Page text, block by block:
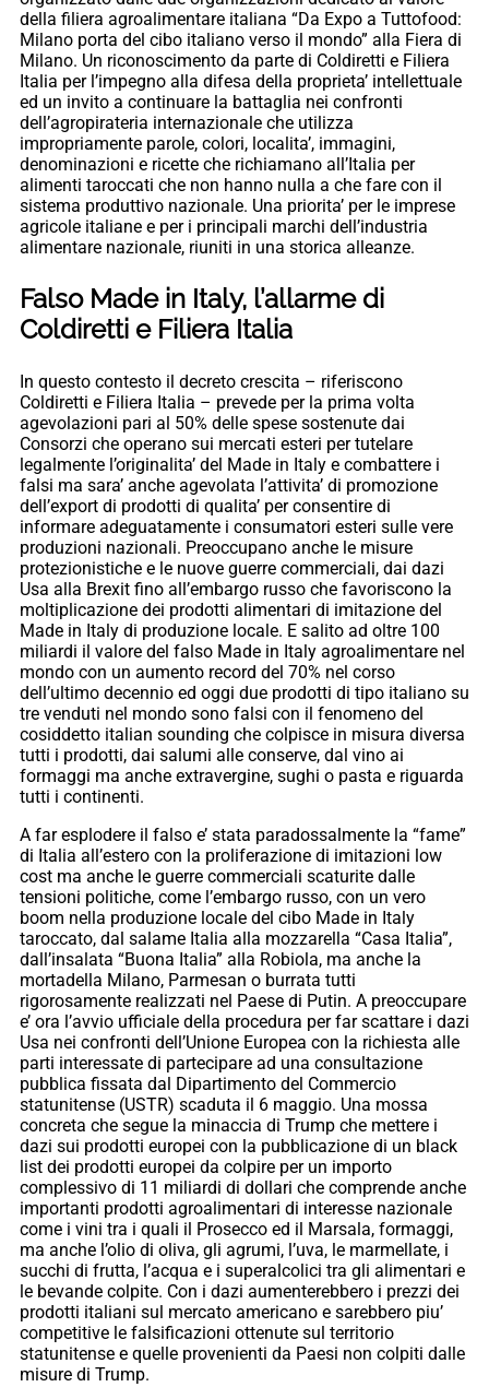
della filiera agroalimentare italiana “Da Expo a Tuttofood:
Milano porta del cibo italiano verso il mondo” alla Fiera di
Milano. Un riconoscimento da parte di Coldiretti e Filiera
Italia per l’impegno alla difesa della proprieta’ intellettuale
ed un invito a continuare la battaglia nei confronti
dell’agropirateria internazionale che utilizza
impropriamente parole, colori, localita’, immagini,
denominazioni e ricette che richiamano all’Italia per
alimenti taroccati che non hanno nulla a che fare con il
sistema produttivo nazionale. Una priorita’ per le imprese
agricole italiane e per i principali marchi dell’industria
alimentare nazionale, riuniti in una storica alleanze.
Falso Made in Italy, l’allarme di
Coldiretti e Filiera Italia
In questo contesto il decreto crescita – riferiscono
Coldiretti e Filiera Italia – prevede per la prima volta
agevolazioni pari al 50% delle spese sostenute dai
Consorzi che operano sui mercati esteri per tutelare
legalmente l’originalita’ del Made in Italy e combattere i
falsi ma sara’ anche agevolata l’attivita’ di promozione
dell’export di prodotti di qualita’ per consentire di
informare adeguatamente i consumatori esteri sulle vere
produzioni nazionali. Preoccupano anche le misure
protezionistiche e le nuove guerre commerciali, dai dazi
Usa alla Brexit fino all’embargo russo che favoriscono la
moltiplicazione dei prodotti alimentari di imitazione del
Made in Italy di produzione locale. E salito ad oltre 100
miliardi il valore del falso Made in Italy agroalimentare nel
mondo con un aumento record del 70% nel corso
dell’ultimo decennio ed oggi due prodotti di tipo italiano su
tre venduti nel mondo sono falsi con il fenomeno del
cosiddetto italian sounding che colpisce in misura diversa
tutti i prodotti, dai salumi alle conserve, dal vino ai
formaggi ma anche extravergine, sughi o pasta e riguarda
tutti i continenti.
A far esplodere il falso e’ stata paradossalmente la “fame”
di Italia all’estero con la proliferazione di imitazioni low
cost ma anche le guerre commerciali scaturite dalle
tensioni politiche, come l’embargo russo, con un vero
boom nella produzione locale del cibo Made in Italy
taroccato, dal salame Italia alla mozzarella “Casa Italia”,
dall’insalata “Buona Italia” alla Robiola, ma anche la
mortadella Milano, Parmesan o burrata tutti
rigorosamente realizzati nel Paese di Putin. A preoccupare
e’ ora l’avvio ufficiale della procedura per far scattare i dazi
Usa nei confronti dell’Unione Europea con la richiesta alle
parti interessate di partecipare ad una consultazione
pubblica fissata dal Dipartimento del Commercio
statunitense (USTR) scaduta il 6 maggio. Una mossa
concreta che segue la minaccia di Trump che mettere i
dazi sui prodotti europei con la pubblicazione di un black
list dei prodotti europei da colpire per un importo
complessivo di 11 miliardi di dollari che comprende anche
importanti prodotti agroalimentari di interesse nazionale
come i vini tra i quali il Prosecco ed il Marsala, formaggi,
ma anche l’olio di oliva, gli agrumi, l’uva, le marmellate, i
succhi di frutta, l’acqua e i superalcolici tra gli alimentari e
le bevande colpite. Con i dazi aumenterebbero i prezzi dei
prodotti italiani sul mercato americano e sarebbero piu’
competitive le falsificazioni ottenute sul territorio
statunitense e quelle provenienti da Paesi non colpiti dalle
misure di Trump.